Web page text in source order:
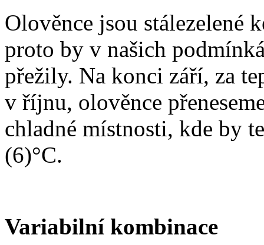
Olověnce jsou stálezelené
proto by v našich
přežily. Na konci září, za
v říjnu, olověnce
chladné místnosti, kde by
(6)°C.
Variabilní kombinace